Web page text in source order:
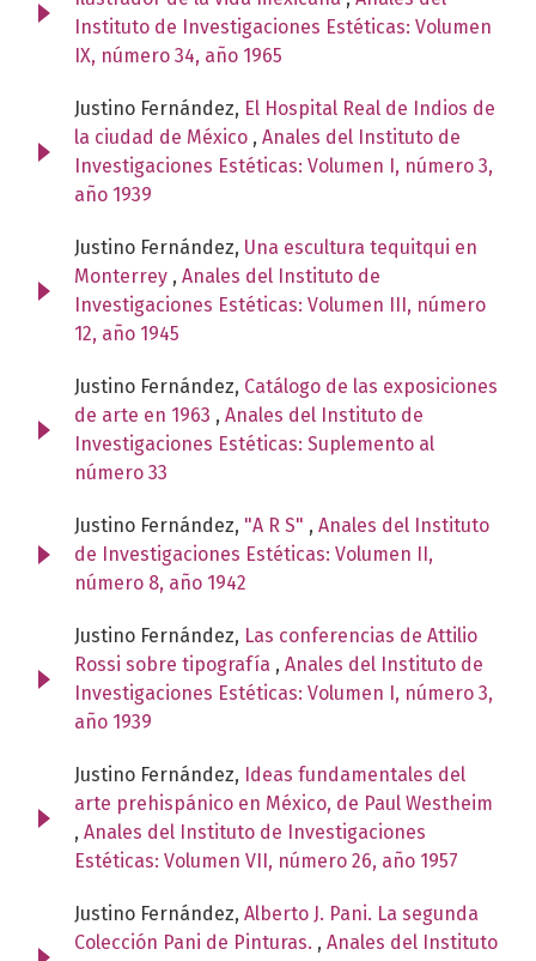
Instituto de Investigaciones Estéticas: Volumen
IX, número 34, año 1965
Justino Fernández, El Hospital Real de Indios de
la ciudad de México , Anales del Instituto de
Investigaciones Estéticas: Volumen I, número 3,
año 1939
Justino Fernández, Una escultura tequitqui en
Monterrey , Anales del Instituto de
Investigaciones Estéticas: Volumen III, número
12, año 1945
Justino Fernández, Catálogo de las exposiciones
de arte en 1963 , Anales del Instituto de
Investigaciones Estéticas: Suplemento al
número 33
Justino Fernández, "A R S" , Anales del Instituto
de Investigaciones Estéticas: Volumen II,
número 8, año 1942
Justino Fernández, Las conferencias de Attilio
Rossi sobre tipografía , Anales del Instituto de
Investigaciones Estéticas: Volumen I, número 3,
año 1939
Justino Fernández, Ideas fundamentales del
arte prehispánico en México, de Paul Westheim
, Anales del Instituto de Investigaciones
Estéticas: Volumen VII, número 26, año 1957
Justino Fernández, Alberto J. Pani. La segunda
Colección Pani de Pinturas. , Anales del Instituto